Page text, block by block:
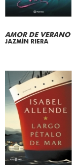
AMOR DE VERANO
JAZMÍN RIERA